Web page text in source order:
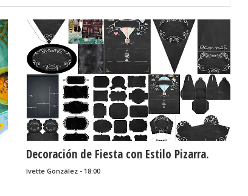
Decoración de Fiesta con Estilo Pizarra.
Ivette González - 18:00